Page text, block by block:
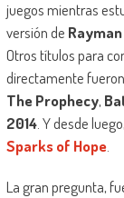
juegos mientras
versión de Rayman
Otros títulos para
directamente fueron
The Prophecy,
2014. Y desde
Sparks of Hope.
La gran pregunta,